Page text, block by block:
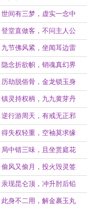
世间有三梦，虚实一念中
登堂直做客，不问主人公
九节佛风紧，坐闻耳边雷
隐念折欲帜，销魂真幻界
历劫脱俗骨，金龙锁玉身
镇灵持权柄，九九黄芽丹
逆行游周天，有戒无正邪
得失权轻重，空袖莫求缘
局中错三味，且坐赏庭花
偷风又偷月，投火毁灵签
汞现昆仑顶，冲升肘后铅
此身不二用，解金裹玉丸